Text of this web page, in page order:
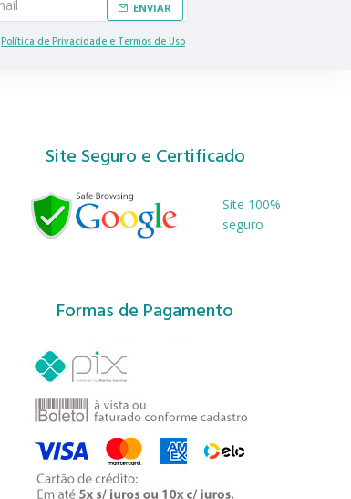
ENVIAR
Política de Privacidade e Termos de Uso
Site Seguro e Certificado
Site 100%
seguro
Formas de Pagamento